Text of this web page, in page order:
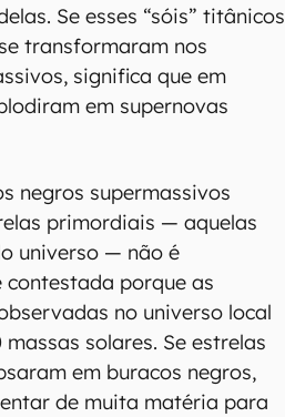
Se esses “sóis” titânicos
transformaram nos
significa que em
em supernovas
negros supermassivos
primordiais — aquelas
universo — não é
contestada porque as
no universo local
solares. Se estrelas
em buracos negros,
de muita matéria para